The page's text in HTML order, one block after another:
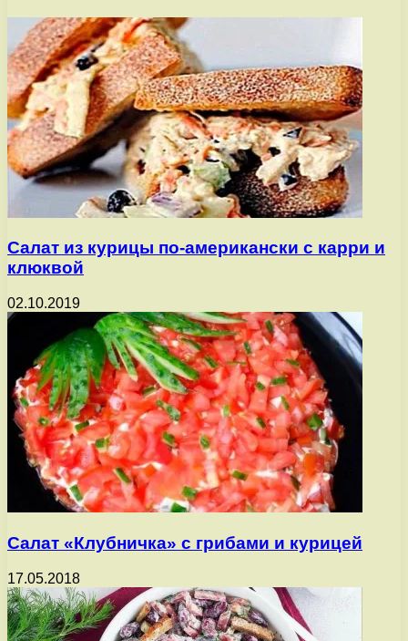
Салат из курицы по-американски с карри и
клюквой
02.10.2019
Салат «Клубничка» с грибами и курицей
17.05.2018